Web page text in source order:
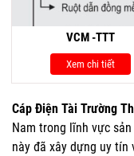
VCM -TTT
Xem chi tiết
Cáp Điện Tài Trường
Nam trong lĩnh vực
này đã xây dựng uy tín